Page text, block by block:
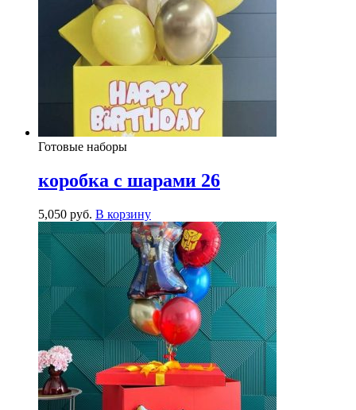
Готовые наборы
коробка с шарами 26
5,050 руб. В корзину